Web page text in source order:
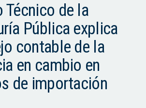
Técnico de la
Pública explica
contable de la
en cambio en
de importación